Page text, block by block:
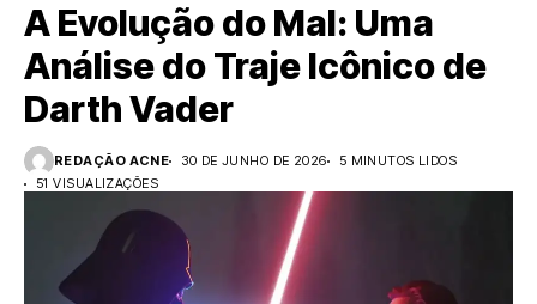
A Evolução do Mal: Uma
Análise do Traje Icônico de
Darth Vader
REDAÇÃO ACNE 30 DE JUNHO DE 2026
5 MINUTOS LIDOS
51 VISUALIZAÇÕES